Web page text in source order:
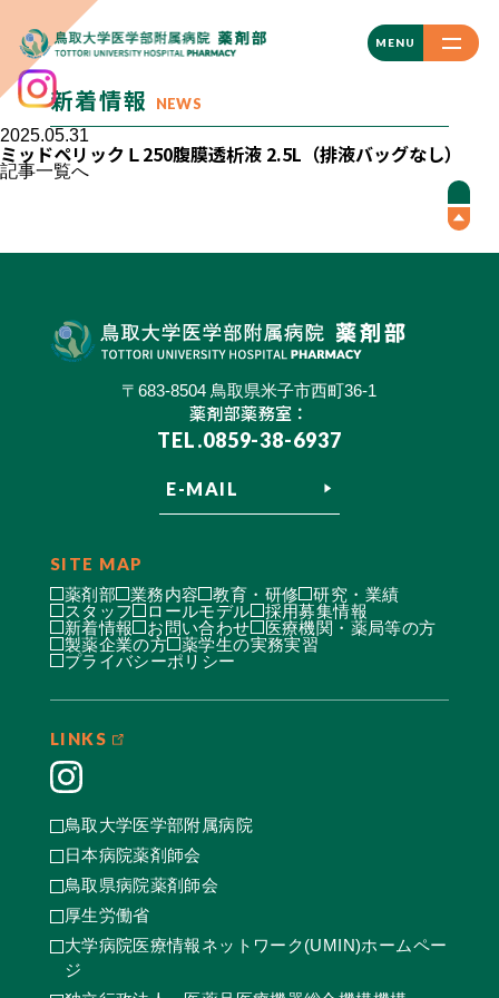
MENU
CLOSE
新着情報 NEWS
2025.05.31
ミッドペリックＬ250腹膜透析液 2.5L（排液バッグなし）
記事一覧へ
〒683-8504 鳥取県米子市西町36-1
薬剤部薬務室：
TEL.0859-38-6937
E-MAIL
SITE MAP
薬剤部 業務内容 教育・研修
研究・業績
スタッフ
ロールモデル
採用募集情報
新着情報
お問い合わせ
医療機関・薬局等の方
製薬企業の方
薬学生の実務実習
プライバシーポリシー
LINKS
鳥取大学医学部附属病院
日本病院薬剤師会
鳥取県病院薬剤師会
厚生労働省
大学病院医療情報ネットワーク(UMIN)ホームペー
ジ